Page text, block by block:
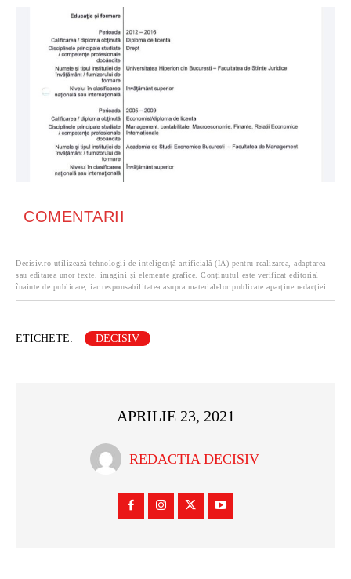
COMENTARII
Decisiv.ro utilizează tehnologii de inteligență artificială (IA) pentru realizarea, adaptarea
sau editarea unor texte, imagini și elemente grafice. Conținutul este verificat editorial
înainte de publicare, iar responsabilitatea asupra materialelor publicate aparține redacției.
ETICHETE: DECISIV
APRILIE 23, 2021
REDACTIA DECISIV